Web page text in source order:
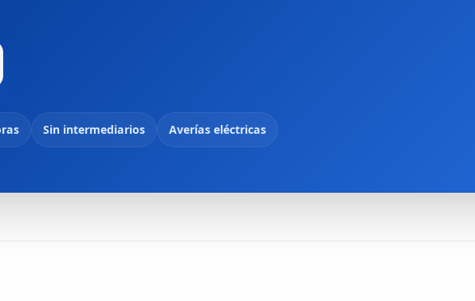
Sin intermediarios Averías eléctricas